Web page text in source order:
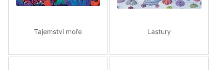
Tajemství moře Lastury